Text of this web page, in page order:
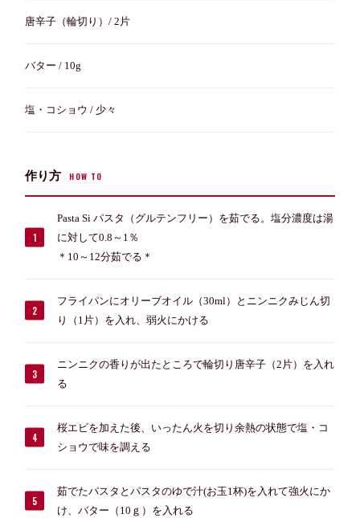
唐辛子（輪切り）/ 2片
バター / 10g
塩・コショウ / 少々
作り方 HOW TO
Pasta Si パスタ（グルテンフリー）を茹でる。塩分濃度は湯
に対して0.8～1％
＊10～12分茹でる＊
フライパンにオリーブオイル（30ml）とニンニクみじん切
り（1片）を入れ、弱火にかける
ニンニクの香りが出たところで輪切り唐辛子（2片）を入れ
る
桜エビを加えた後、いったん火を切り余熱の状態で塩・コ
ショウで味を調える
茹でたパスタとパスタのゆで汁(お玉1杯)を入れて強火にか
け、バター（10ｇ）を入れる